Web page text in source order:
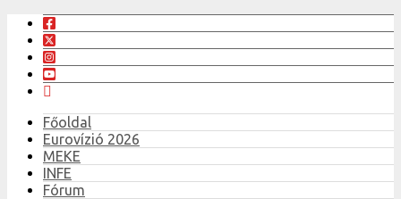
Főoldal
Eurovízió 2026
MEKE
INFE
Fórum